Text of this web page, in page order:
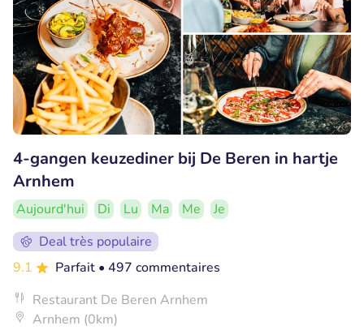
4-gangen keuzediner bij De Beren in hartje
Arnhem
Aujourd'hui Di Lu Ma Me
Je
Deal très populaire
9.1
Parfait • 497 commentaires
Restaurant De Beren Arnhem
Arnhem (0km)